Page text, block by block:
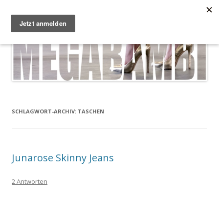
Megabambi
SCHLAGWORT-ARCHIV: TASCHEN
Junarose Skinny Jeans
2 Antworten